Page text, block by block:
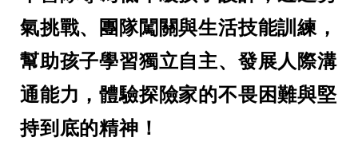
氣挑戰、團隊闖關與生活技能訓練，
幫助孩子學習獨立自主、發展人際溝
通能力，體驗探險家的不畏困難與堅
持到底的精神！